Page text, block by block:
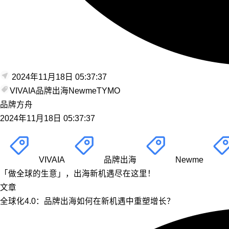
2024年11月18日 05:37:37
VIVAIA品牌出海NewmeTYMO
品牌方舟
2024年11月18日 05:37:37
VIVAIA 品牌出海
Newme
「做全球的生意」，出海新机遇尽在这里！
文章
全球化4.0：品牌出海如何在新机遇中重塑增长？